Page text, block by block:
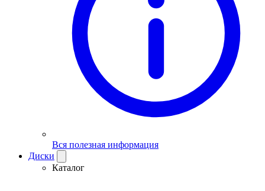
Вся полезная информация
Диски
Каталог